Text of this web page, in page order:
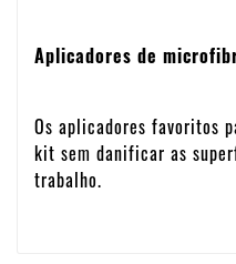
Aplicadores de
Os aplicadores favoritos
kit sem danificar as
trabalho.